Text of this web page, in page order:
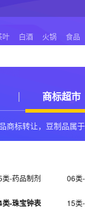
叶 白酒 火锅
食品
商标超市
商标转让，豆制品属于
类-药品制剂 06类
类-珠宝钟表 15类